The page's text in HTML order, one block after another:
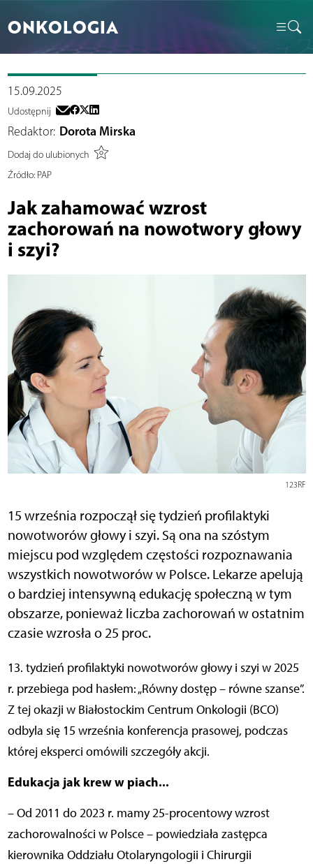
ONKOLOGIA
15.09.2025
Udostępnij
Redaktor: Dorota Mirska
Dodaj do ulubionych
Źródło:PAP
Jak zahamować wzrost
zachorowań na nowotwory głowy
i szyi?
123RF
15 września rozpoczął się tydzień profilaktyki
nowotworów głowy i szyi. Są ona na szóstym
miejscu pod względem częstości rozpoznawania
wszystkich nowotworów w Polsce. Lekarze apelują
o bardziej intensywną edukację społeczną w tym
obszarze, ponieważ liczba zachorowań w ostatnim
czasie wzrosła o 25 proc.
13. tydzień profilaktyki nowotworów głowy i szyi w 2025
r. przebiega pod hasłem: „Równy dostęp – równe szanse”.
Z tej okazji w Białostockim Centrum Onkologii (BCO)
odbyla się 15 września konferencja prasowej, podczas
której eksperci omówili szczegóły akcji.
Edukacja jak krew w piach...
– Od 2011 do 2023 r. mamy 25-procentowy wzrost
zachorowalności w Polsce – powiedziała zastępca
kierownika Oddziału Otolaryngologii i Chirurgii